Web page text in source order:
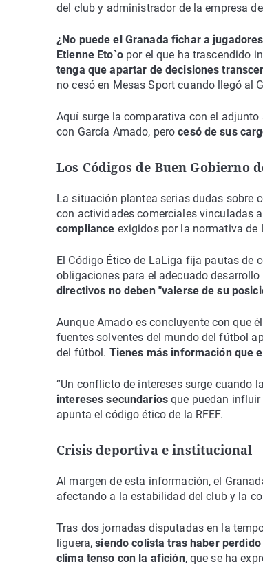
del club y administrador de la empresa
¿No puede el Granada fichar a
Etienne Eto`opor el que ha trascendido
tenga que apartar de decisiones
no cesó en Mesas Sport cuando llegó al
Aquí surge la comparativa con el adjunto
con García Amado, perocesó de sus
Los Códigos de Buen Gobierno
La situación plantea serias dudas sobre
con actividades comerciales vinculadas
compliance exigidos por la normativa de
El Código Ético de LaLiga fija pautas de
obligaciones para el adecuado
directivos no deben "valerse de su
Aunque Amado es concluyente con que
fuentes solventes del mundo del fútbol
del fútbol. Tienes más información que
“Un conflicto de intereses surge cuando
intereses secundariosque puedan influir
apunta el código ético de la RFEF.
Crisis deportiva e institucional
Al margen de esta información, el
afectando a la estabilidad del club y la
Tras dos jornadas disputadas en la
liguera,siendo colista tras haber
clima tenso con la afición, que se ha